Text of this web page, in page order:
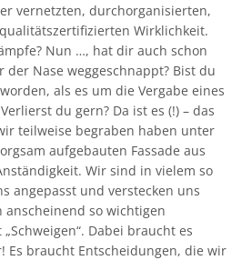
vernetzten, durchorganisierten,
Wirklichkeit.
Nun …, hat dir auch schon
der Nase weggeschnappt? Bist du
als es um die Vergabe eines
du gern? Da ist es (!) – das
teilweise begraben haben unter
aufgebauten Fassade aus
Wir sind in vielem so
angepasst und verstecken uns
so wichtigen
Dabei braucht es
Es braucht Entscheidungen, die wir